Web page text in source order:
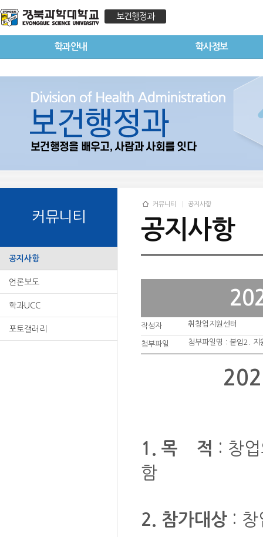
보건행정과
학과안내 학사정보
커뮤니티
공지사항
언론보도
학과UCC
포토갤러리
커뮤니티 공지사항
공지사항
작성자 취창업지원센터
첨부파일 첨부파일명 : 붙임2. 지
1. 목 적 : 창
함
2. 참가대상 :